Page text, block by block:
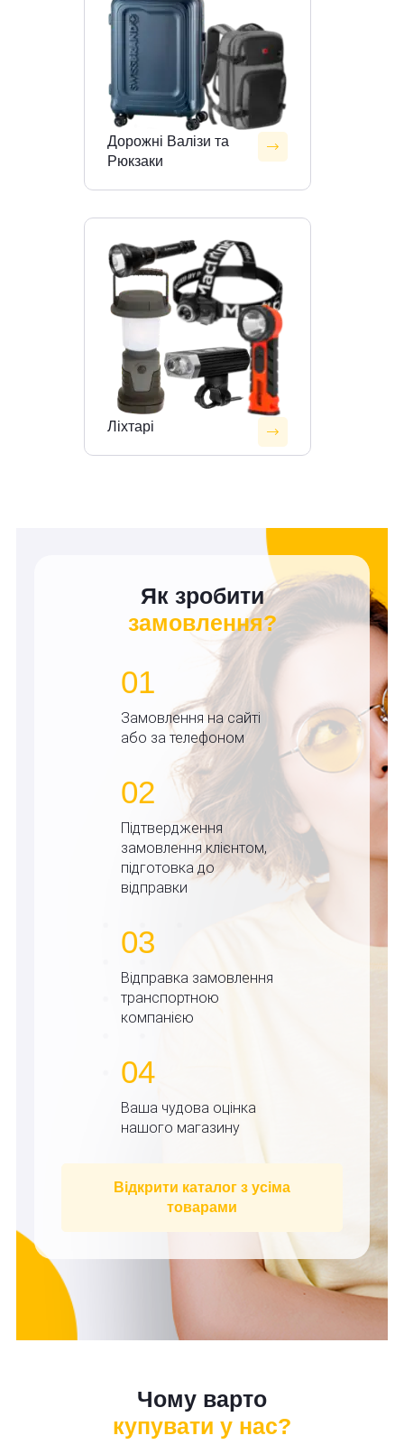
Дорожні Валізи та
Рюкзаки
Ліхтарі
Як зробити
замовлення?
01
Замовлення на сайті
або за телефоном
02
Підтвердження
замовлення клієнтом,
підготовка до
відправки
03
Відправка замовлення
транспортною
компанією
04
Ваша чудова оцінка
нашого магазину
Відкрити каталог з усіма
товарами
Чому варто
купувати у нас?